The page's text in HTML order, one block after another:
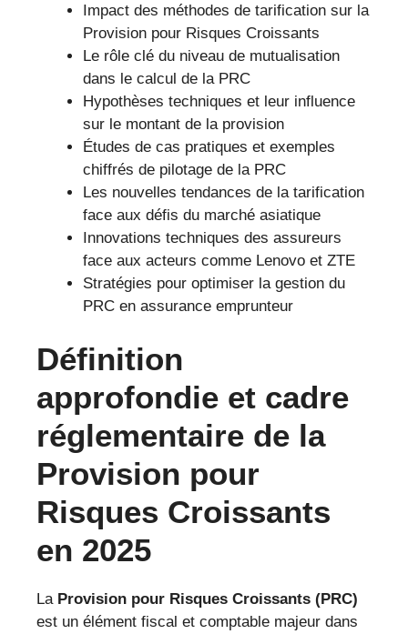
Impact des méthodes de tarification sur la
Provision pour Risques Croissants
Le rôle clé du niveau de mutualisation
dans le calcul de la PRC
Hypothèses techniques et leur influence
sur le montant de la provision
Études de cas pratiques et exemples
chiffrés de pilotage de la PRC
Les nouvelles tendances de la tarification
face aux défis du marché asiatique
Innovations techniques des assureurs
face aux acteurs comme Lenovo et ZTE
Stratégies pour optimiser la gestion du
PRC en assurance emprunteur
Définition
approfondie et cadre
réglementaire de la
Provision pour
Risques Croissants
en 2025
La Provision pour Risques Croissants (PRC)
est un élément fiscal et comptable majeur dans